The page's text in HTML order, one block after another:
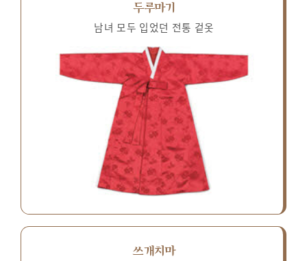
두루마기
남녀 모두 입었던 전통 겉옷
쓰개치마